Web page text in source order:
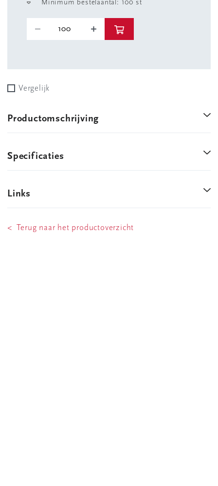
Minimum bestelaantal: 100 st
Vergelijk
Productomschrijving
Specificaties
Links
< Terug naar het productoverzicht